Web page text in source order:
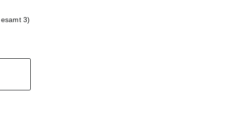
3)